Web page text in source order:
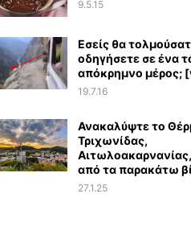
9.5.15
Εσείς θα
οδηγήσετε σε ένα
απόκρημνο μέρος;
19.7.16
Ανακαλύψτε το
Τριχωνίδας,
από τα παρακάτω
27.1.25